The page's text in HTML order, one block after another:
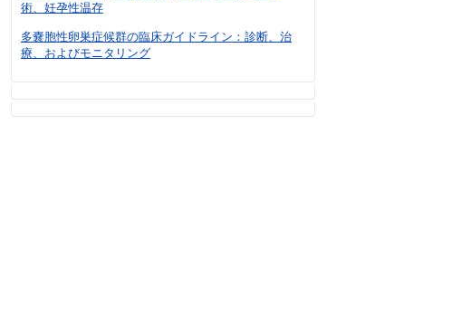
術、妊孕性温存
多嚢胞性卵巣症候群の臨床ガイドライン：診断、治
療、およびモニタリング